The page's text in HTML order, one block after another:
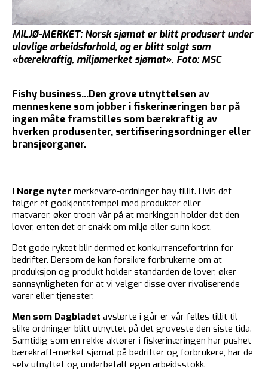
MILJØ-MERKET:Norsk sjømat er blitt produsert under
ulovlige arbeidsforhold, og er blitt solgt som
«bærekraftig, miljømerket sjømat». Foto: MSC
Fishy business...Den grove utnyttelsen av
menneskene som jobber i fiskerinæringen bør på
ingen måte framstilles som bærekraftig av
hverken produsenter, sertifiseringsordninger eller
bransjeorganer.
I Norge nyter merkevare-ordninger høy tillit. Hvis det
følger et godkjentstempel med produkter eller
matvarer, øker troen vår på at merkingen holder det den
lover, enten det er snakk om miljø eller sunn kost.
Det gode ryktet blir dermed et konkurransefortrinn for
bedrifter. Dersom de kan forsikre forbrukerne om at
produksjon og produkt holder standarden de lover, øker
sannsynligheten for at vi velger disse over rivaliserende
varer eller tjenester.
Men som Dagbladet avslørte i går er vår felles tillit til
slike ordninger blitt utnyttet på det groveste den siste tida.
Samtidig som en rekke aktører i fiskerinæringen har pushet
bærekraft-merket sjømat på bedrifter og forbrukere, har de
selv utnyttet og underbetalt egen arbeidsstokk.